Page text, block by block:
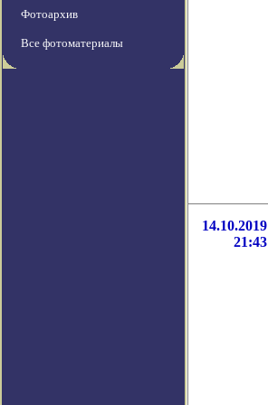
Фотоархив
Все фотоматериалы
14.10.2019
21:43